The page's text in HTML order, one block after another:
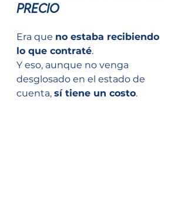
precio
Era que no estaba recibiendo
lo que contraté.
Y eso, aunque no venga
desglosado en el estado de
cuenta, sí tiene un costo.